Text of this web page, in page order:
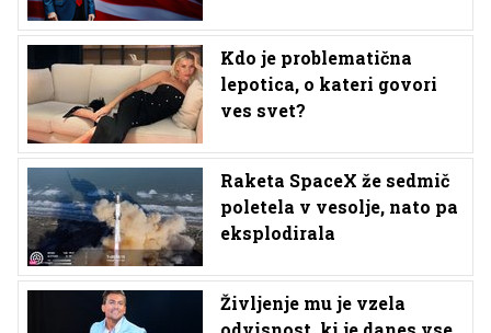
Kdo je problematična
lepotica, o kateri govori
ves svet?
Raketa SpaceX že sedmič
poletela v vesolje, nato pa
eksplodirala
Življenje mu je vzela